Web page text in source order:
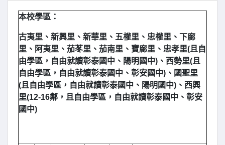
本校學區：
古夷里、新興里、新華里、五權里、忠權里、下廍
里、阿夷里、茄苳里、茄南里、寶廍里、忠孝里(且自
由學區，自由就讀彰泰國中、陽明國中)、西勢里(且
自由學區，自由就讀彰泰國中、彰安國中)、國聖里
(且自由學區，自由就讀彰泰國中、陽明國中)、西興
里(12-16鄰，且自由學區，自由就讀彰泰國中、彰安
國中)